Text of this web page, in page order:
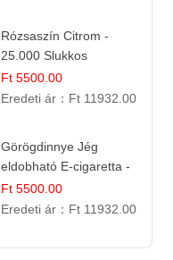
Rózsaszín Citrom -
25.000 Slukkos
eldobható e-Cigaretta |
IBvape Bar
Ft 5500.00
Eredeti ár： Ft 11932.00
Görögdinnye Jég
eldobható E-cigaretta -
25.000 Slukk | Frissítő
Nyári Íz
Ft 5500.00
Eredeti ár： Ft 11932.00